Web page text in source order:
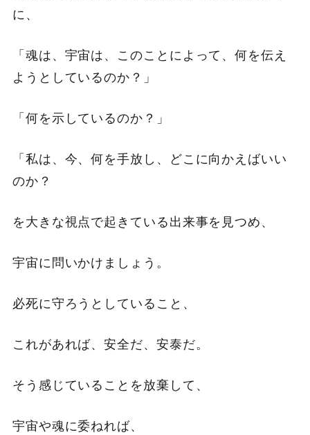
に、
「魂は、宇宙は、このことによって、何を伝え
ようとしているのか？」
「何を示しているのか？」
「私は、今、何を手放し、どこに向かえばいい
のか？
を大きな視点で起きている出来事を見つめ、
宇宙に問いかけましょう。
必死に守ろうとしていること、
これがあれば、安全だ、安泰だ。
そう感じていることを放棄して、
宇宙や魂に委ねれば、